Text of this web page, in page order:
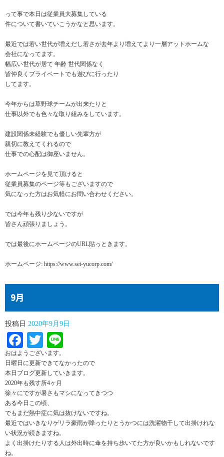
って事で本日は従業員大募集している
件について書いていこうかなと思います。
最近では若い世代が増えだし若さが去年より増えてより一層アットホームな
会社になってます。
幅広い世代が居て 年齢 世代関係なく
皆仲良くプライベートでも遊びに行ったり
してます。
今年からは草野球チームが出来たりと
仕事以外でも色々な取り組みをしています。
建設関係未経験でも優しい先輩方が
親切に教えてくれるので
仕事での心配は御座いません。
ホームページを見て頂けると
従業員募集のページ等もございますので
気になった方はお気軽にお問い合わせください。
では今年も残り少ないですが
皆さん頑張りましょう。
では最後にホームページのURL貼っときます。
ホームページ: https://www.sei-yucorp.com/
9月
投稿日 2020年9月9日
Facebook
Twitter
おはようございます。
日曜日に更新できてなかったので
本日ブログ更新していきます。
2020年も残す所4ヶ月
徐々にですが暑さもマシになってきつつ
ある今日この頃、
でもまだ熱中症に気は抜けないですね。
最近ではいきなりゲリラ豪雨が降ったりとうかつには洗濯物干して出掛けれな
い状況が続きますね。
よく出掛けたりする人は外出時に傘を持ち歩いてた方が良いかもしれないです
ね。